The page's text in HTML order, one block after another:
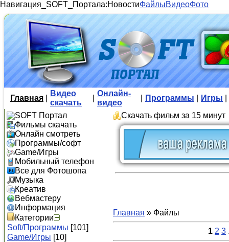
Навигация_SOFT_Портала:НовостиФайлыВидеоФото
Главная
Видео
скачать
Онлайн-
видео
Программы Игры
SOFT Портал
Фильмы скачать
Онлайн смотреть
Программы/софт
Game/Игры
Мобильный телефон
Все для Фотошопа
Музыка
Креатив
Вебмастеру
Информация
Категории
Soft/Программы [101]
Game/Игры [10]
Скачать фильм за 15 минут
Главная » Файлы
1 2 3